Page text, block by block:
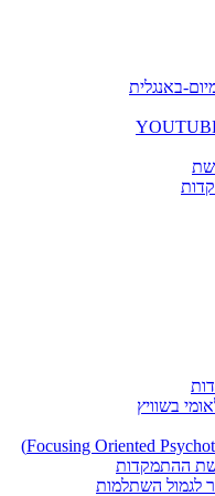
באנגלית
בשוויץ
ההתמקדות
לגמול השתלמות